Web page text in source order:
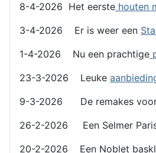
8-4-2026 Het eerste houten
3-4-2026 Er is weer een
1-4-2026 Nu een prachtige
23-3-2026 Leuke
9-3-2026 De remakes voor
26-2-2026 Een Selmer Paris
20-2-2026 Een Noblet